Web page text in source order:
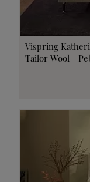
Vispring
Tailor Wool -